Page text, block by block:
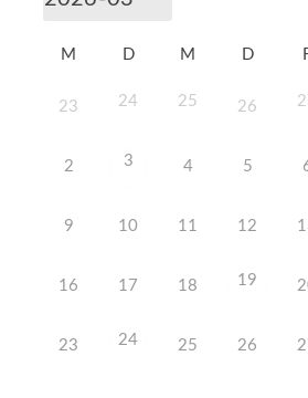
M D M D
23 24 25 26
2 3 4 5
9 10 11 12
16 17 18 19
23 24 25 26